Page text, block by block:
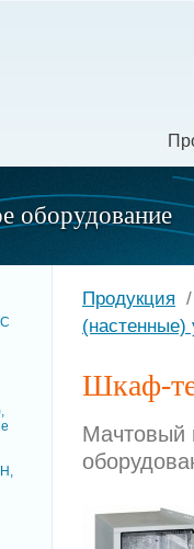
оборудование
Продукция
Шкаф-
Мачтовый